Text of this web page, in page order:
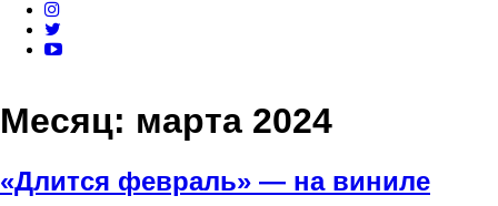
Месяц: марта 2024
«Длится февраль» — на виниле